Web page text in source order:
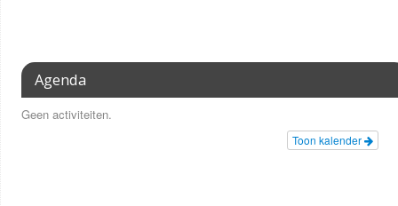
Agenda
Geen activiteiten.
Toon kalender